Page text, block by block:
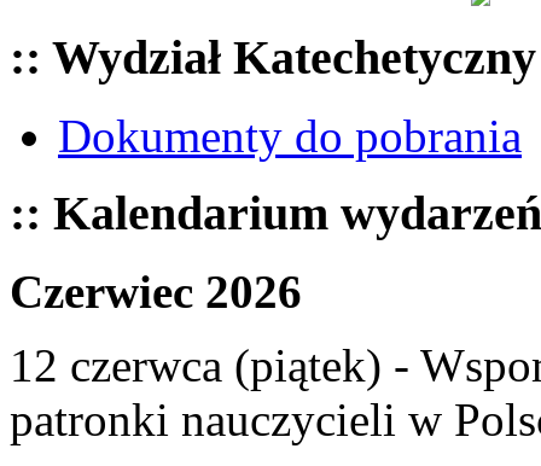
:: Wydział Katechetyczny
Dokumenty do pobrania
:: Kalendarium wydarzeń
Czerwiec 2026
12 czerwca (piątek) -
patronki nauczycieli w